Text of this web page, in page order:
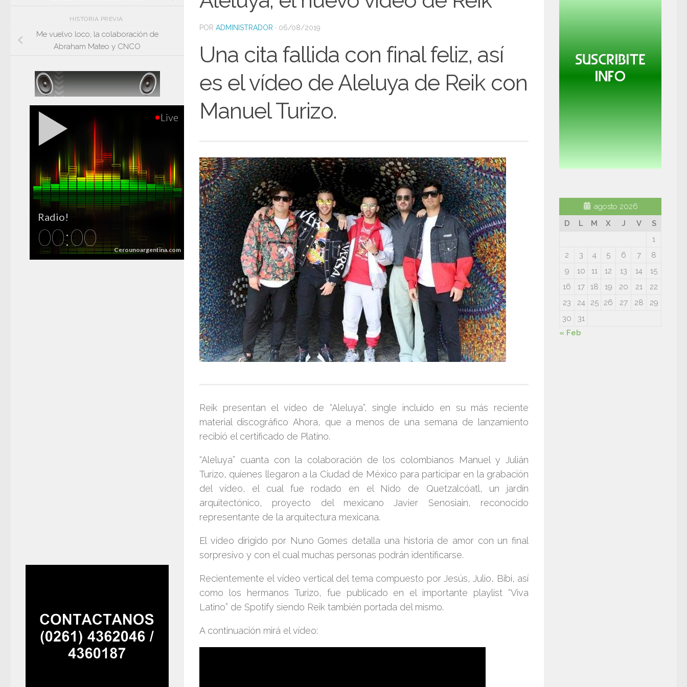
POR ADMINISTRADOR · 06/08/2019
Una cita fallida con final feliz, así
es el vídeo de Aleluya de Reik con
Manuel Turizo.
Reik presentan el vídeo de “Aleluya”, single incluido en su más reciente
material discográfico Ahora, que a menos de una semana de lanzamiento
recibió el certificado de Platino.
“Aleluya” cuanta con la colaboración de los colombianos Manuel y Julián
Turizo, quienes llegaron a la Ciudad de México para participar en la grabación
del vídeo, el cual fue rodado en el Nido de Quetzalcóatl, un jardín
arquitectónico, proyecto del mexicano Javier Senosiain, reconocido
representante de la arquitectura mexicana.
El vídeo dirigido por Nuno Gomes detalla una historia de amor con un final
sorpresivo y con el cual muchas personas podrán identificarse.
Recientemente el vídeo vertical del tema compuesto por Jesús, Julio, Bibi, así
como los hermanos Turizo, fue publicado en el importante playlist “Viva
Latino” de Spotify siendo Reik también portada del mismo.
A continuación mirá el vídeo:
HISTORIA PREVIA
Me vuelvo loco, la colaboración de
Abraham Mateo y CNCO
agosto 2026
D
L M X J V
S
1
2
3 4 5 6 7
8
9
10 11 12 13 14
15
16
17 18 19 20 21
22
23
24 25 26 27 28
29
30
31
« Feb